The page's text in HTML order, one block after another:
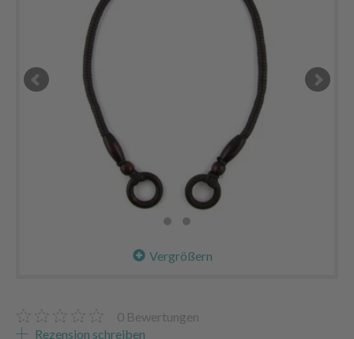
Vergrößern
0 Bewertungen
Rezension schreiben